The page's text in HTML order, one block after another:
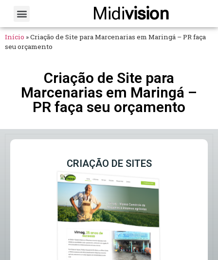
Midivision
Início »Criação de Site para Marcenarias em Maringá – PR faça
seu orçamento
Criação de Site para
Marcenarias em Maringá –
PR faça seu orçamento
CRIAÇÃO DE SITES